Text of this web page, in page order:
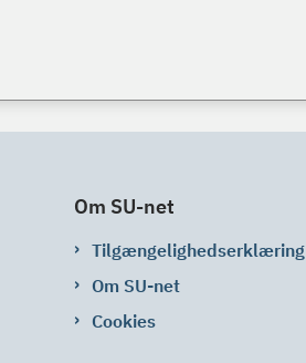
Om SU-net
Tilgængelighedserklæring
Om SU-net
Cookies